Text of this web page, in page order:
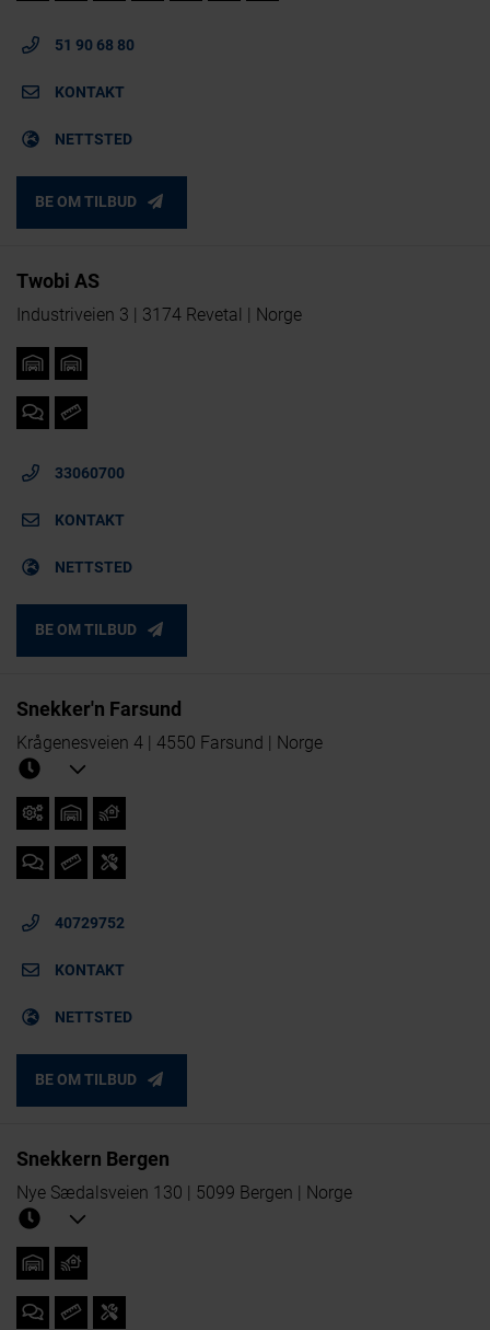
51 90 68 80
KONTAKT
NETTSTED
BE OM TILBUD
Twobi AS
Industriveien 3 | 3174 Revetal | Norge
33060700
KONTAKT
NETTSTED
BE OM TILBUD
Snekker'n Farsund
Krågenesveien 4 | 4550 Farsund | Norge
40729752
KONTAKT
NETTSTED
BE OM TILBUD
Snekkern Bergen
Nye Sædalsveien 130 | 5099 Bergen | Norge